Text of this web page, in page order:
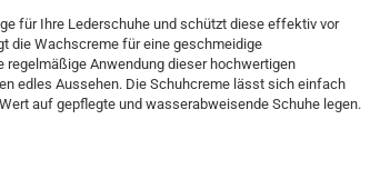
für Ihre Lederschuhe und schützt diese effektiv vor
die Wachscreme für eine geschmeidige
regelmäßige Anwendung dieser hochwertigen
edles Aussehen. Die Schuhcreme lässt sich einfach
auf gepflegte und wasserabweisende Schuhe legen.